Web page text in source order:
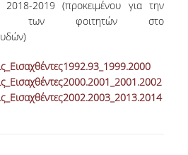
2018-2019 (προκειμένου για την
των φοιτητών στο